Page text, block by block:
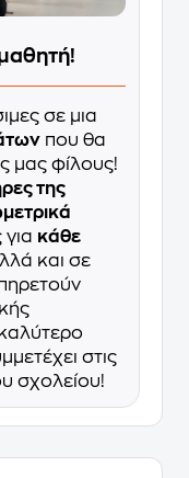
σε μια
που θα
μας φίλους!
της
κάθε
και σε
στις
σχολείου!